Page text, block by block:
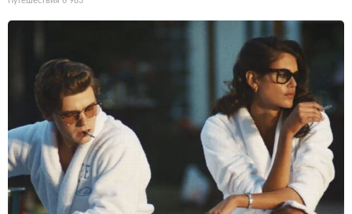
Самые красивые пляжи Корсики: от Салинчи до Бонифач
о
Корсика — это не только горы и крутые серпантины. Тысяча к
илометров береговой линии прячет пляжи, ради которых сто
ит рискнуть подвеской или пройти пешком десяток километр
ов. Красиво, но иногда слишком популярно.